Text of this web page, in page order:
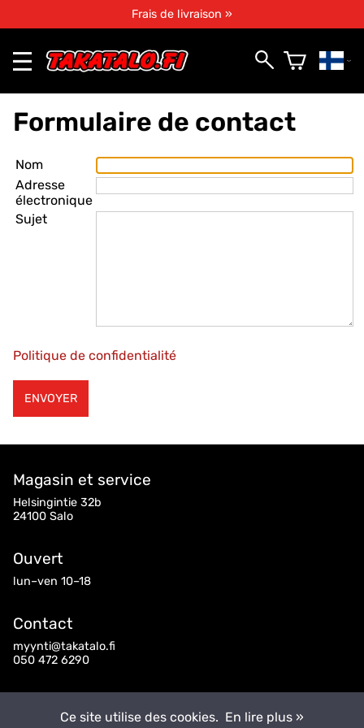
Frais de livraison »
Formulaire de contact
Nom
Adresse
électronique
Sujet
Politique de confidentialité
Magasin et service
Helsingintie 32b
24100 Salo
Ouvert
lun–ven 10–18
Contact
myynti@takatalo.fi
050 472 6290
Ce site utilise des cookies. En lire plus »